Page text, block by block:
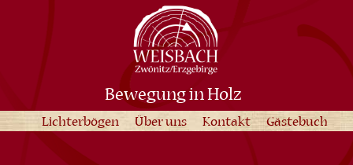
Bewegung in Holz
Lichterbögen Über uns Kontakt Gästebuch